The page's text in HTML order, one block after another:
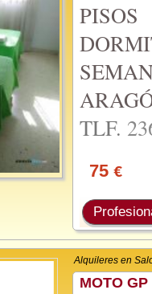
TLF.
75 €
Alquileres en
MOTO